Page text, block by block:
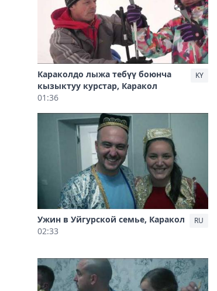
Караколдо лыжа тебүү боюнча
кызыктуу курстар, Каракол
01:36
KY
Ужин в Уйгурской семье, Каракол
02:33
RU